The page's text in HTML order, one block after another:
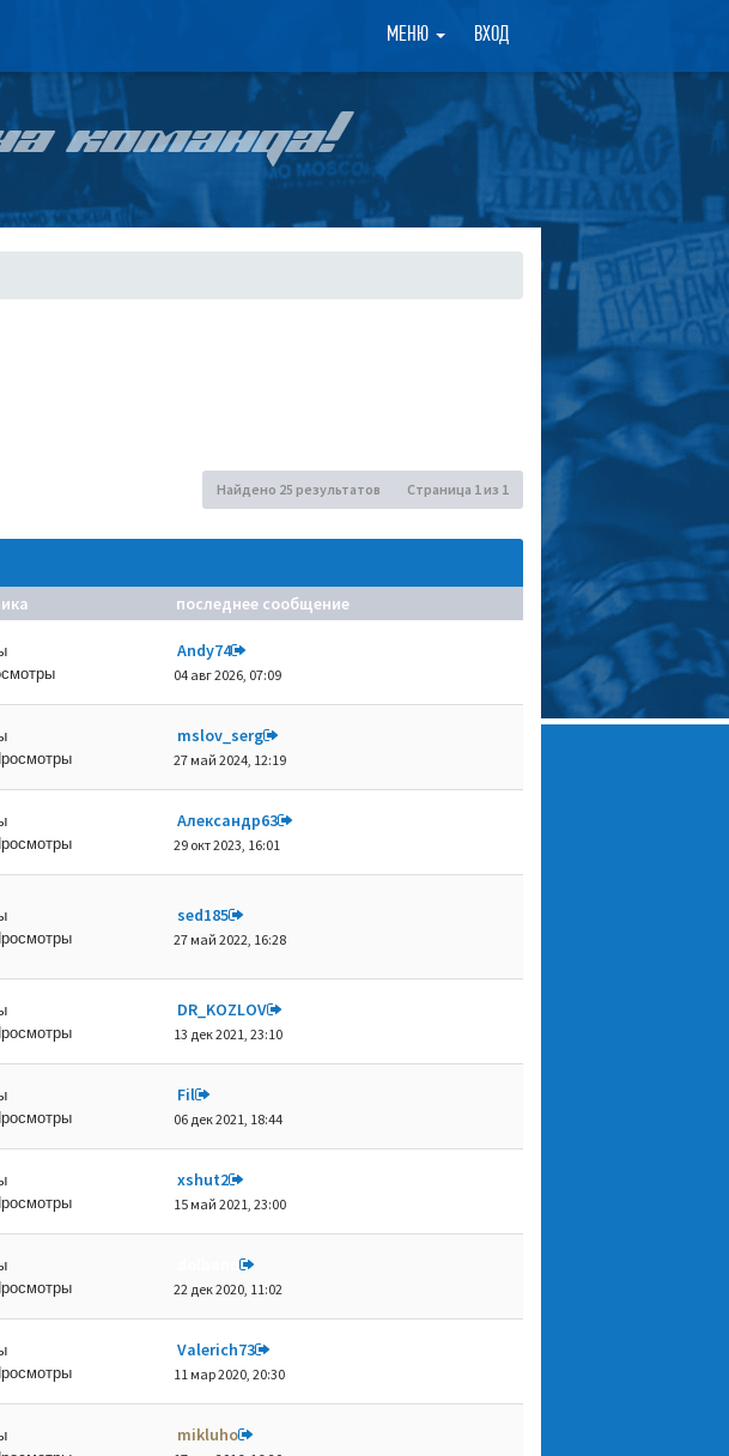
МЕНЮ ВХОД ×
КОМАНДА!
Найдено 25 результатов Страница 1из 1
последнее сообщение
Andy74
04 авг 2026, 07:09
mslov_serg
27 май 2024, 12:19
Александр63
29 окт 2023, 16:01
sed185
27 май 2022, 16:28
DR_KOZLOV
13 дек 2021, 23:10
Fil
06 дек 2021, 18:44
xshut2
15 май 2021, 23:00
22 дек 2020, 11:02
Valerich73
11 мар 2020, 20:30
mikluho